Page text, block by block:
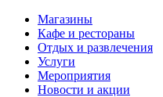
Магазины
Кафе и рестораны
Отдых и развлечения
Услуги
Мероприятия
Новости и акции